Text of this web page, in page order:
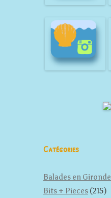
Catégories
Balades en Gironde
Bits + Pieces (215)